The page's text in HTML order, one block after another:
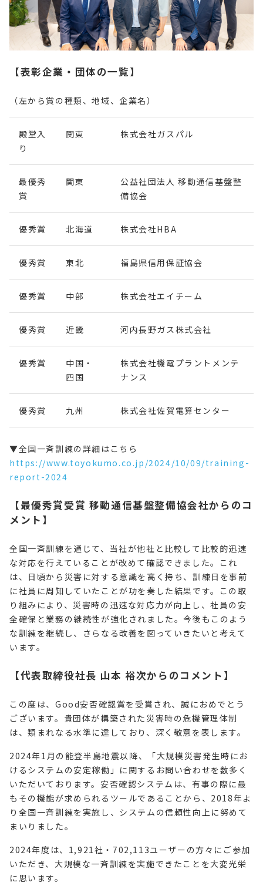
【表彰企業・団体の一覧】
（左から賞の種類、地域、企業名）
殿堂入
り
関東 株式会社ガスパル
最優秀
賞
関東
公益社団法人 移動通信基盤整
備協会
優秀賞 北海道 株式会社HBA
優秀賞 東北 福島県信用保証協会
優秀賞 中部 株式会社エイチーム
優秀賞 近畿 河内長野ガス株式会社
優秀賞
中国・
四国
株式会社機電プラントメンテ
ナンス
優秀賞 九州 株式会社佐賀電算センター
▼全国一斉訓練の詳細はこちら
https://www.toyokumo.co.jp/2024/10/09/training-
report-2024
【最優秀賞受賞 移動通信基盤整備協会社からのコ
メント】
全国一斉訓練を通じて、当社が他社と比較して比較的迅速
な対応を行えていることが改めて確認できました。これ
は、日頃から災害に対する意識を高く持ち、訓練日を事前
に社員に周知していたことが功を奏した結果です。この取
り組みにより、災害時の迅速な対応力が向上し、社員の安
全確保と業務の継続性が強化されました。今後もこのよう
な訓練を継続し、さらなる改善を図っていきたいと考えて
います。
【代表取締役社長 山本 裕次からのコメント】
この度は、Good安否確認賞を受賞され、誠におめでとう
ございます。貴団体が構築された災害時の危機管理体制
は、類まれなる水準に達しており、深く敬意を表します。
2024年1月の能登半島地震以降、「大規模災害発生時にお
けるシステムの安定稼働」に関するお問い合わせを数多く
いただいております。安否確認システムは、有事の際に最
もその機能が求められるツールであることから、2018年よ
り全国一斉訓練を実施し、システムの信頼性向上に努めて
まいりました。
2024年度は、1,921社・702,113ユーザーの方々にご参加
いただき、大規模な一斉訓練を実施できたことを大変光栄
に思います。